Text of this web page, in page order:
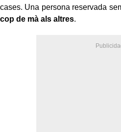
cases. Una persona reservada
cop de mà als altres.